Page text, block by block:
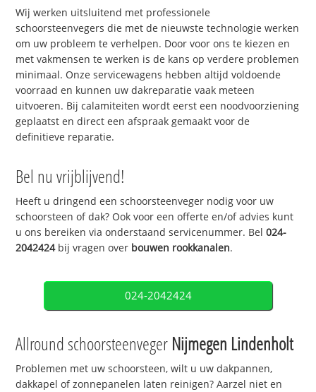
Wij werken uitsluitend met professionele
schoorsteenvegers die met de nieuwste technologie werken
om uw probleem te verhelpen. Door voor ons te kiezen en
met vakmensen te werken is de kans op verdere problemen
minimaal. Onze servicewagens hebben altijd voldoende
voorraad en kunnen uw dakreparatie vaak meteen
uitvoeren. Bij calamiteiten wordt eerst een noodvoorziening
geplaatst en direct een afspraak gemaakt voor de
definitieve reparatie.
Bel nu vrijblijvend!
Heeft u dringend een schoorsteenveger nodig voor uw
schoorsteen of dak? Ook voor een offerte en/of advies kunt
u ons bereiken via onderstaand servicenummer. Bel024-
2042424bij vragen over bouwen rookkanalen.
024-2042424
Allround schoorsteenveger Nijmegen Lindenholt
Problemen met uw schoorsteen, wilt u uw dakpannen,
dakkapel of zonnepanelen laten reinigen? Aarzel niet en